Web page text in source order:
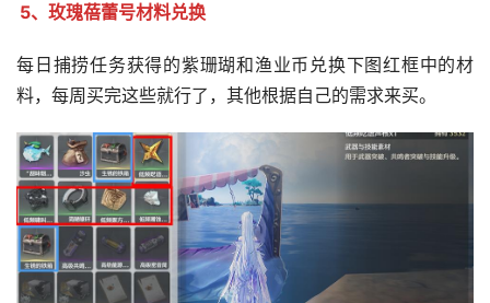
5、玫瑰蓓蕾号材料兑换
每日捕捞任务获得的紫珊瑚和渔业币兑换下图红框中的材
料，每周买完这些就行了，其他根据自己的需求来买。